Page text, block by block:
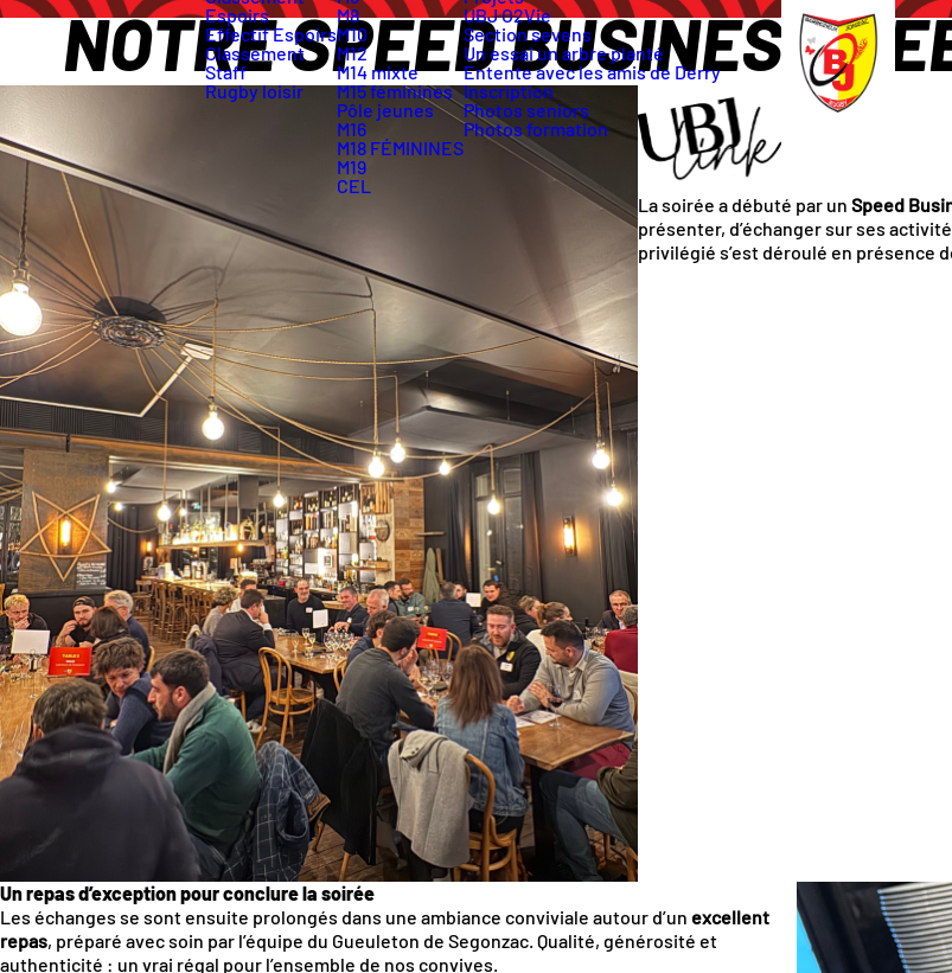
Espoirs
Effectif Espoirs
Classement
Staff
Rugby loisir
M8
M10
M12
M14 mixte
M15 féminines
Pôle jeunes
M16
M18 FÉMININES
M19
CEL
UBJ O2Vie
Section sevens
Un essai un arbre planté
Entente avec les amis de Derry
Inscription
Photos seniors
Photos formation
NOTRE SPEED BUSINESS
La soirée a débuté par un Speed
présenter, d’échanger sur ses
privilégié s’est déroulé en présence
Un repas d’exception pour conclure la soirée
Les échanges se sont ensuite prolongés dans une ambiance conviviale autour d’un excellent
repas, préparé avec soin par l’équipe du Gueuleton de Segonzac. Qualité, générosité et
authenticité : un vrai régal pour l’ensemble de nos convives.